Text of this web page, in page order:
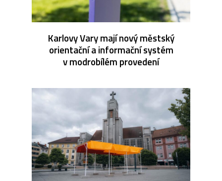
Karlovy Vary mají nový městský
orientační a informační systém
v modrobílém provedení